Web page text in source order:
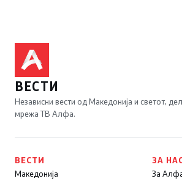
ВЕСТИ
Независни вести од Македонија и светот,
мрежа ТВ Алфа.
ВЕСТИ
Македонија
ЗА
За